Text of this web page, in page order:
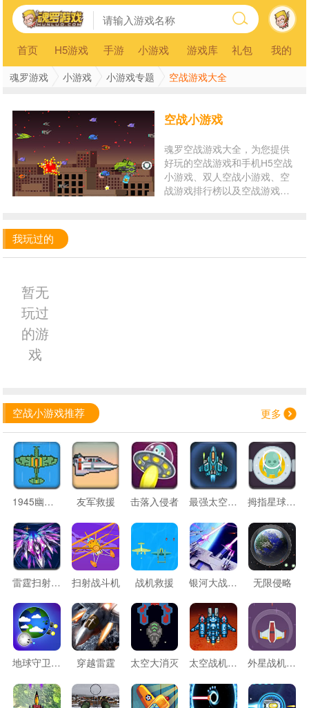
首页 H5游戏 手游 小游戏 游戏库 礼包 我的
魂罗游戏 小游戏 小游戏专题 空战游戏大全
空战小游戏
魂罗空战游戏大全，为您提供
好玩的空战游戏和手机H5空战
小游戏、双人空战小游戏、空
战游戏排行榜以及空战游戏在
我玩过的
暂无
玩过
的游
戏
空战小游戏推荐 更多
1945幽灵模式 友军救援 击落入侵者 最强太空战机 拇指星球之战
雷霆扫射战机 扫射战斗机 战机救援 银河大战小蜜蜂 无限侵略
地球守卫计划 穿越雷霆 太空大消灭 太空战机生存战 外星战机大战